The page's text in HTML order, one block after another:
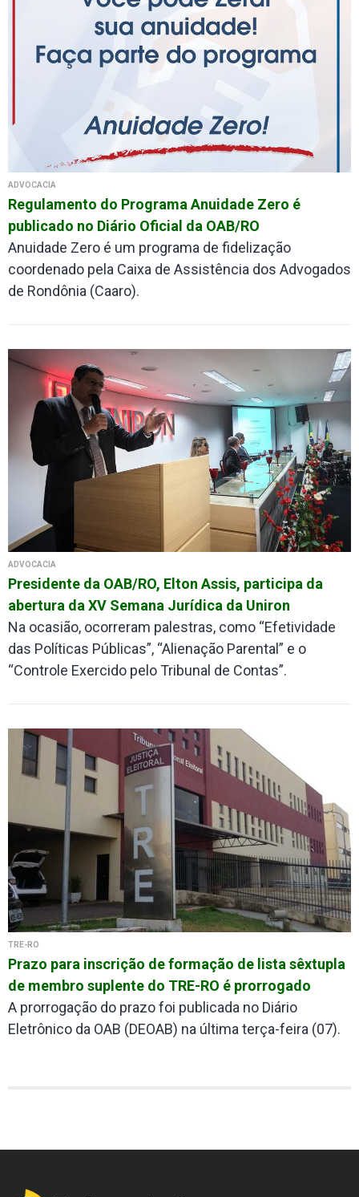
ADVOCACIA
Regulamento do Programa Anuidade Zero é
publicado no Diário Oficial da OAB/RO
Anuidade Zero é um programa de fidelização
coordenado pela Caixa de Assistência dos Advogados
de Rondônia (Caaro).
ADVOCACIA
Presidente da OAB/RO, Elton Assis, participa da
abertura da XV Semana Jurídica da Uniron
Na ocasião, ocorreram palestras, como “Efetividade
das Políticas Públicas”, “Alienação Parental” e o
“Controle Exercido pelo Tribunal de Contas”.
TRE-RO
Prazo para inscrição de formação de lista sêxtupla
de membro suplente do TRE-RO é prorrogado
A prorrogação do prazo foi publicada no Diário
Eletrônico da OAB (DEOAB) na última terça-feira (07).